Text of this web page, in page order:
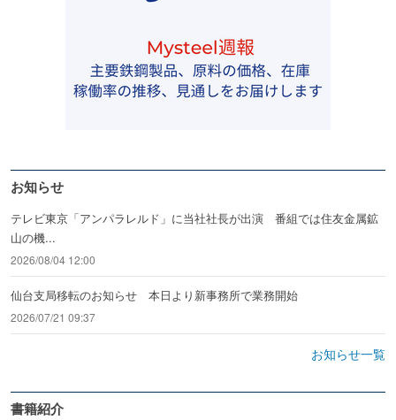
お知らせ
テレビ東京「アンパラレルド」に当社社長が出演 番組では住友金属鉱
山の機...
2026/08/04 12:00
仙台支局移転のお知らせ 本日より新事務所で業務開始
2026/07/21 09:37
お知らせ一覧
書籍紹介